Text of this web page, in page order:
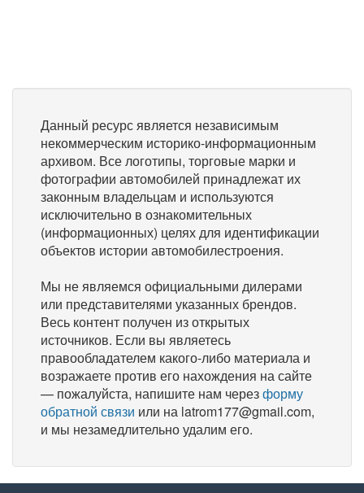
Данный ресурс является независимым
некоммерческим историко-информационным
архивом. Все логотипы, торговые марки и
фотографии автомобилей принадлежат их
законным владельцам и используются
исключительно в ознакомительных
(информационных) целях для идентификации
объектов истории автомобилестроения.
Мы не являемся официальными дилерами
или представителями указанных брендов.
Весь контент получен из открытых
источников. Если вы являетесь
правообладателем какого-либо материала и
возражаете против его нахождения на сайте
— пожалуйста, напишите нам черезформу
обратной связи или на latrom177@gmail.com,
и мы незамедлительно удалим его.